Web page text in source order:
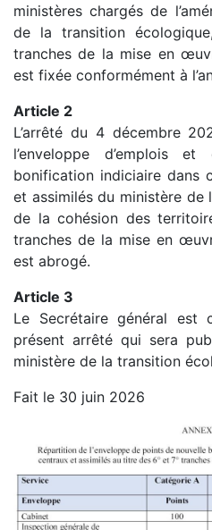
ministères chargés de
de la transition
tranches de la mise en
est fixée conformément à
Article 2
L’arrêté du 4 décembre
l’enveloppe d’emplois
bonification indiciaire dans
et assimilés du ministère
de la cohésion des
tranches de la mise en
est abrogé.
Article 3
Le Secrétaire général est
présent arrêté qui sera
ministère de la transition
Fait le 30 juin 2026